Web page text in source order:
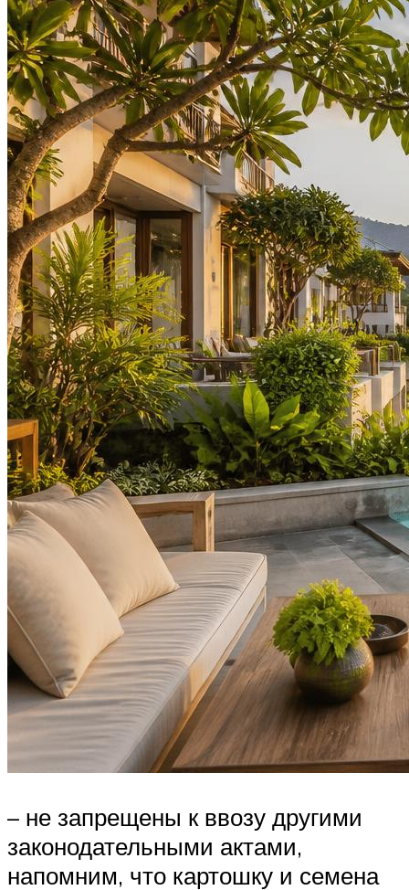
– не запрещены к ввозу другими
законодательными актами,
напомним, что картошку и семена